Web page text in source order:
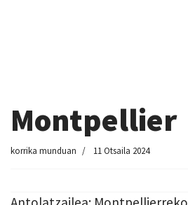
Montpellier
korrika munduan 11 Otsaila 2024